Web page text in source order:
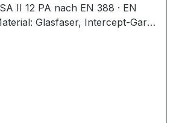
II 12 PA nach EN 388 · EN
Glasfaser, Intercept-Garn,